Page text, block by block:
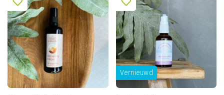
Vernieuwd